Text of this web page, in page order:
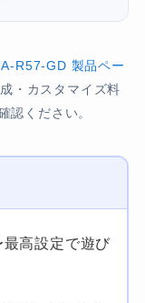
R57-GD 製品ペー
・カスタマイズ料
認ください。
高設定で遊び